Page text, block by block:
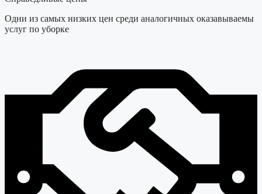
Одни из самых низких цен среди аналогичных оказавываемы
услуг по уборке